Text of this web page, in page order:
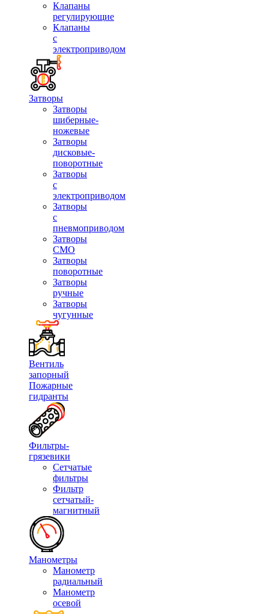
Клапаны
регулирующие
Клапаны
с
электроприводом
Затворы
Затворы
шиберные-
ножевые
Затворы
дисковые-
поворотные
Затворы
с
электроприводом
Затворы
с
пневмоприводом
Затворы
СМО
Затворы
поворотные
Затворы
ручные
Затворы
чугунные
Вентиль
запорный
Пожарные
гидранты
Фильтры-
грязевики
Сетчатые
фильтры
Фильтр
сетчатый-
магнитный
Манометры
Манометр
радиальный
Манометр
осевой